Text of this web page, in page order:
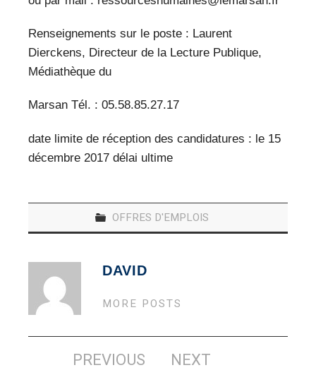
Renseignements sur le poste : Laurent
Dierckens, Directeur de la Lecture Publique,
Médiathèque du
Marsan Tél. : 05.58.85.27.17
date limite de réception des candidatures : le 15
décembre 2017 délai ultime
OFFRES D'EMPLOIS
DAVID
MORE POSTS
Navigation
PREVIOUS
NEXT